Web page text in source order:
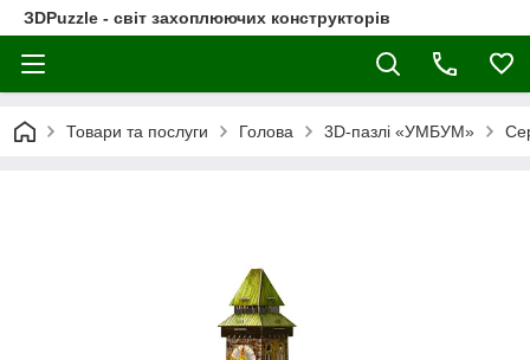
ЗDPuzzle - світ захоплюючих конструкторів
Товари та послуги Голова 3D-пазлі «УМБУМ»